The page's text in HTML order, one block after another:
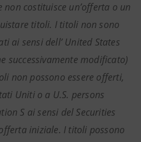
costituisce un’offerta o un
titoli. I titoli non sono
ai sensi dell’ United States
successivamente modificato)
non possono essere offerti,
Uniti o a U.S. persons
S ai sensi del Securities
iniziale. I titoli possono